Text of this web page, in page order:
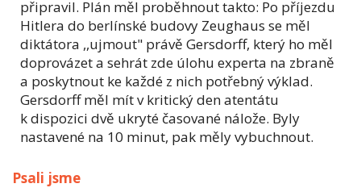
připravil. Plán měl proběhnout takto: Po příjezdu
Hitlera do berlínské budovy Zeughaus se měl
diktátora ,,ujmout" právě Gersdorff, který ho měl
doprovázet a sehrát zde úlohu experta na zbraně
a poskytnout ke každé z nich potřebný výklad.
Gersdorff měl mít v kritický den atentátu
k dispozici dvě ukryté časované nálože. Byly
nastavené na 10 minut, pak měly vybuchnout.
Psali jsme